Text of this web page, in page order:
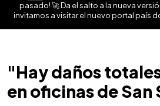
pasado! 🚀 Da el salto a la nueva
invitamos a visitar el nuevo portal país
"Hay daños
en oficinas de San